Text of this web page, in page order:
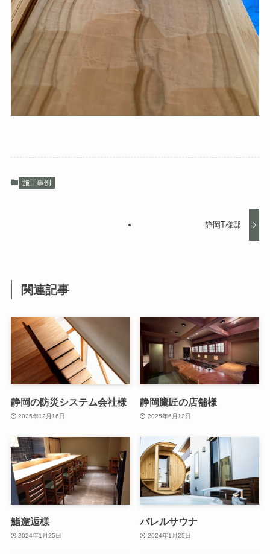
施工事例
静岡T様邸
関連記事
静岡の防災システム会社様
2025年12月16日
静岡鷹匠の店舗様
2025年6月12日
鮨邂逅様
2024年1月25日
バレルサウナ
2024年1月25日